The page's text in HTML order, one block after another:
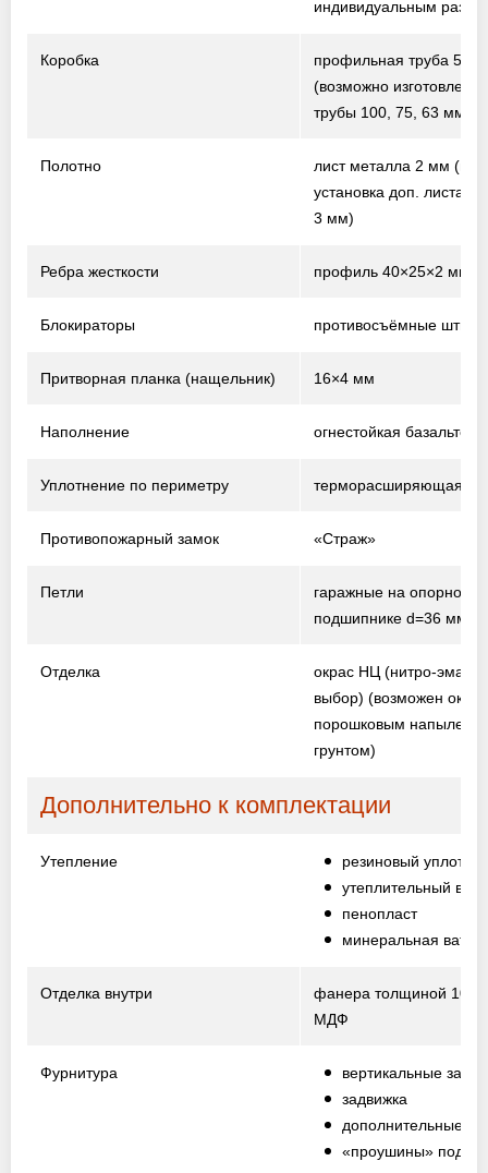
индивидуальным
Коробка
профильная труба
(возможно
трубы 100, 75, 63 мм)
Полотно лист металла 2 мм
установка доп. листа
3 мм)
Ребра жесткости профиль 40×25×2 мм
Блокираторы противосъёмные штыри
Притворная планка (нащельник) 16×4 мм
Наполнение огнестойкая
Уплотнение по периметру терморасширяющаяся
Противопожарный замок «Страж»
Петли
гаражные на опорном
подшипнике d=36 мм
Отделка
окрас НЦ (нитро-эмаль,
выбор) (возможен окрас
порошковым
грунтом)
Дополнительно к комплектации
Утепление
резиновый
утеплительный
пенопласт
минеральная вата
Отделка внутри
фанера толщиной 10
МДФ
Фурнитура
вертикальные
задвижка
дополнительные
«проушины» под